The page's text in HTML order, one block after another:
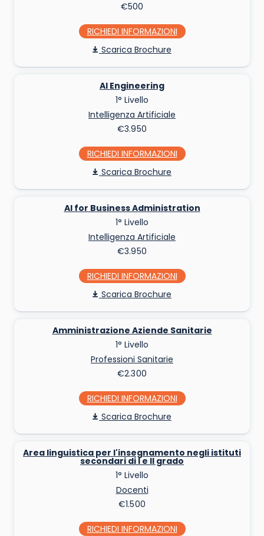
€500
RICHIEDI INFO
Scarica Brochure
AI Engineering
1° Livello
Intelligenza Artificiale
€3.950
RICHIEDI INFO
Scarica Brochure
AI for Business Administration
1° Livello
Intelligenza Artificiale
€3.950
RICHIEDI INFO
Scarica Brochure
Amministrazione Aziende Sanitarie
1° Livello
Professioni Sanitarie
€2.300
RICHIEDI INFO
Scarica Brochure
Area linguistica per l'insegnamento negli istituti
secondari di I e II grado
1° Livello
Docenti
€1.500
RICHIEDI INFO